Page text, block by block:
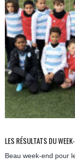
LES RÉSULTATS DU
Beau week-end pour